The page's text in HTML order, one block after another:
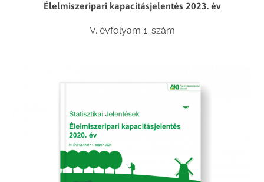
Élelmiszeripari kapacitásjelentés 2023. év
V. évfolyam 1. szám